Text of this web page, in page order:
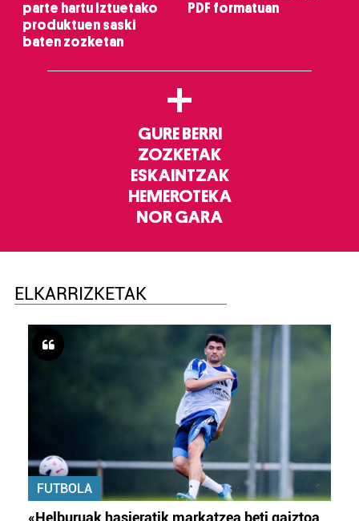
parte hartu Iztuetako
produktuen saski
baten zozketan
PDF formatuan
+
GURE BERRI
ZOZKETAK
ESKAINTZAK
HEMEROTEKA
NOR GARA
ELKARRIZKETAK
FUTBOLA
«Helburuak hasieratik markatzea beti gaiztoa